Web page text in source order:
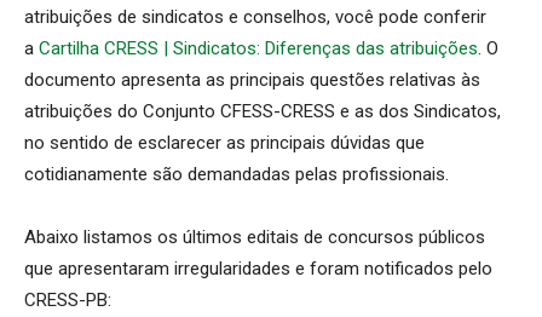
atribuições de sindicatos e conselhos, você pode conferir
a Cartilha CRESS | Sindicatos: Diferenças das atribuições. O
documento apresenta as principais questões relativas às
atribuições do Conjunto CFESS-CRESS e as dos Sindicatos,
no sentido de esclarecer as principais dúvidas que
cotidianamente são demandadas pelas profissionais.
Abaixo listamos os últimos editais de concursos públicos
que apresentaram irregularidades e foram notificados pelo
CRESS-PB: